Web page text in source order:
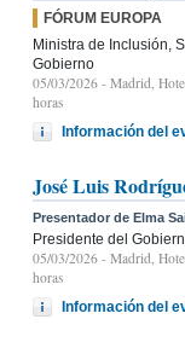
FÓRUM EUROPA
Ministra de Inclusión,
Gobierno
05/03/2026 - Madrid,
horas
Información del
José Luis
Presentador de Elma
Presidente del
05/03/2026 - Madrid,
horas
Información del